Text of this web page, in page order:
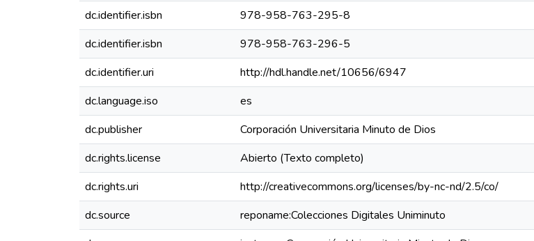
dc.identifier.isbn
978-958-763-295-8
dc.identifier.isbn
978-958-763-296-5
dc.identifier.uri
http://hdl.handle.net/10656/6947
dc.language.iso
es
dc.publisher
Corporación Universitaria Minuto de Dios
dc.rights.license
Abierto (Texto completo)
dc.rights.uri
http://creativecommons.org/licenses/by-nc-nd/2.5/co/
dc.source
reponame:Colecciones Digitales Uniminuto